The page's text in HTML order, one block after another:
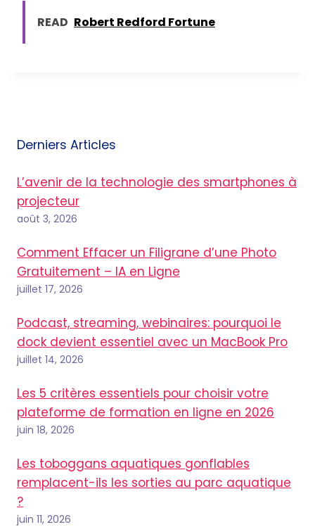
READ Robert Redford Fortune
Derniers Articles
L’avenir de la technologie des smartphones à
projecteur
août 3, 2026
Comment Effacer un Filigrane d’une Photo
Gratuitement – IA en Ligne
juillet 17, 2026
Podcast, streaming, webinaires: pourquoi le
dock devient essentiel avec un MacBook Pro
juillet 14, 2026
Les 5 critères essentiels pour choisir votre
plateforme de formation en ligne en 2026
juin 18, 2026
Les toboggans aquatiques gonflables
remplacent-ils les sorties au parc aquatique
?
juin 11, 2026